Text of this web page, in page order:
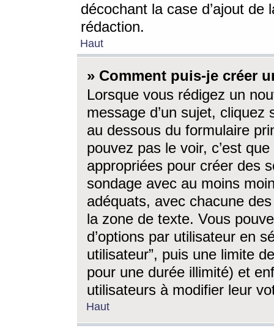
décochant la case d’ajout
rédaction.
Haut
» Comment puis-je créer
Lorsque vous rédigez un
message d’un sujet, cliquez
au dessous du formulaire
pouvez pas le voir, c’est
appropriées pour créer des
sondage avec au moins
adéquats, avec chacune
la zone de texte. Vous
d’options par utilisateur en
utilisateur”, puis une limite
pour une durée illimité) et
utilisateurs à modifier leur
Haut